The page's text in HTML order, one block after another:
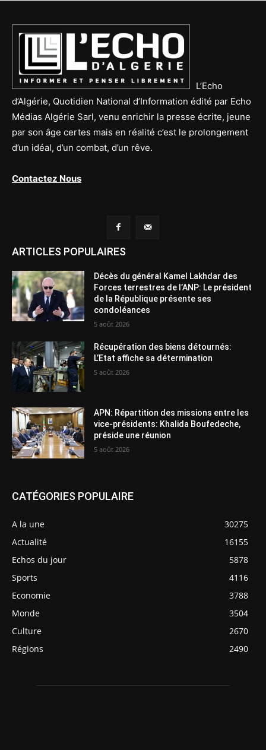
L’Echo
d’Algérie, Quotidien National d’Information édité par Echo
Médias Algérie Sarl, venu enrichir la presse écrite, jeune
par son âge certes mais en réalité c’est le prolongement
d’un idéal, d’un combat, d’un rêve.
Contactez Nous
ARTICLES POPULAIRES
Décès du général Kamel Lakhdar des
Forces terrestres de l’ANP: Le président
de la République présente ses
condoléances
5 août 2026
Récupération des biens détournés:
L’Etat affiche sa détermination
5 août 2026
APN: Répartition des missions entre les
vice-présidents: Khalida Boufedeche,
préside une réunion
5 août 2026
CATÉGORIES POPULAIRE
A la une
30275
Actualité
16155
Echos du jour
5878
Sports
4116
Economie
3788
Monde
3504
Culture
2670
Régions
2490